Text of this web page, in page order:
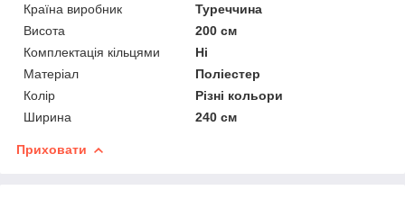
Країна виробник
Туреччина
Висота
200 см
Комплектація кільцями
Ні
Матеріал
Поліестер
Колір
Різні кольори
Ширина
240 см
Приховати